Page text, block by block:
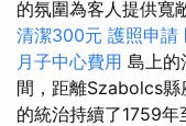
的氛圍為客人提供寬
清潔300元 護照申請
月子中心費用 島上的
間，距離Szabolcs縣
的統治持續了1759